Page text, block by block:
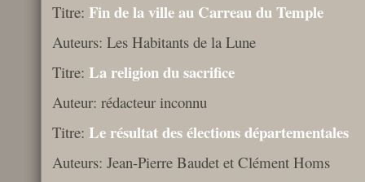
Titre: Fin de la ville au Carreau du Temple
Auteurs: Les Habitants de la Lune
Titre: La religion du sacrifice
Auteur: rédacteur inconnu
Titre: Le résultat des élections départementales
Auteurs: Jean-Pierre Baudet et Clément Homs